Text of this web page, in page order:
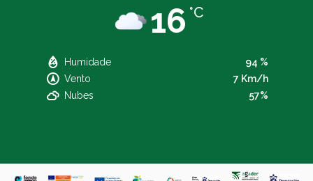
16 °C
Humidade
94 %
Vento
7 Km/h
Nubes
57%